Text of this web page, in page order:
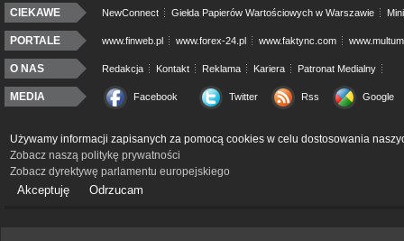
CIEKAWE NewConnect Giełda Papierów Wartościowych w Warszawie
PORTALE www.finweb.pl www.forex-24.pl www.faktync.com
O NAS Redakcja Kontakt Reklama Kariera Patronat Medialny
MEDIA Facebook Twitter Rss Google
Używamy informacji zapisanych za pomocą cookies w celu dostosowania
Zobacz naszą politykę prywatności
Zobacz dyrektywę parlamentu europejskiego
Akceptuję Odrzucam